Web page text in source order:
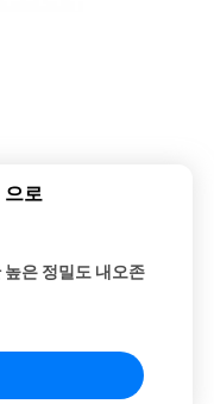
으로
높은 정밀도 내오존